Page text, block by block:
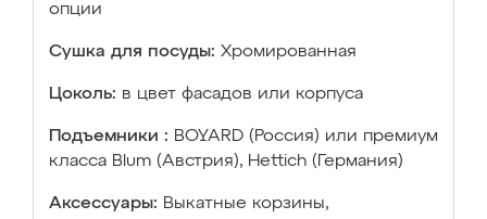
опции
Сушка для посуды: Хромированная
Цоколь: в цвет фасадов или корпуса
Подъемники : BOYARD (Россия) или премиум
класса Blum (Австрия), Hettich (Германия)
Аксессуары: Выкатные корзины,